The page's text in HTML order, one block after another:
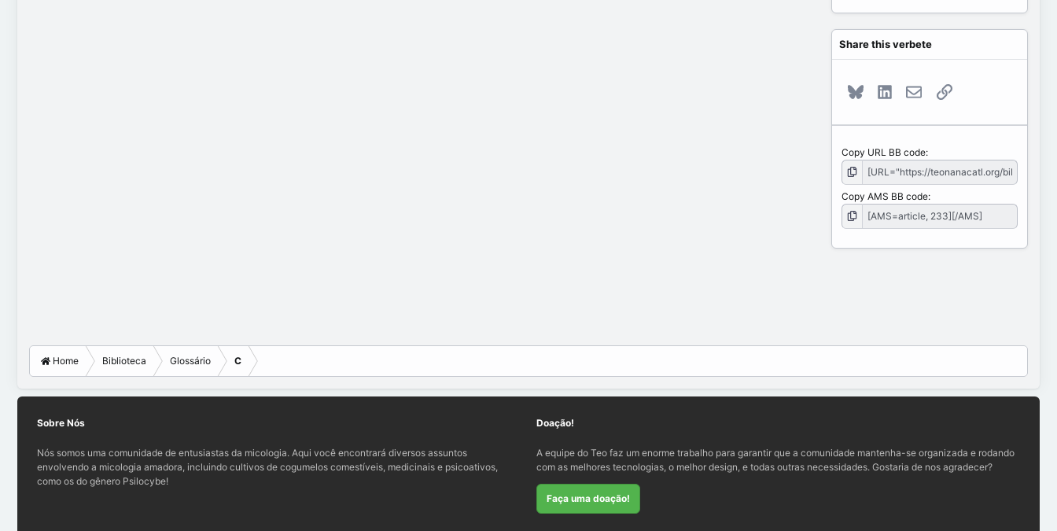
Share this verbete
Bluesky LinkedInE-mailLink
Copy URL BB code
Copy AMS BB code
Home Biblioteca Glossário C
Sobre Nós
Nós somos uma comunidade de entusiastas da micologia. Aqui você encontrará diversos assuntos
envolvendo a micologia amadora, incluindo cultivos de cogumelos comestíveis, medicinais e psicoativos,
como os do gênero Psilocybe!
Doação!
A equipe do Teo faz um enorme trabalho para garantir que a comunidade mantenha-se organizada e rodando
com as melhores tecnologias, o melhor design, e todas outras necessidades. Gostaria de nos agradecer?
Faça uma doação!